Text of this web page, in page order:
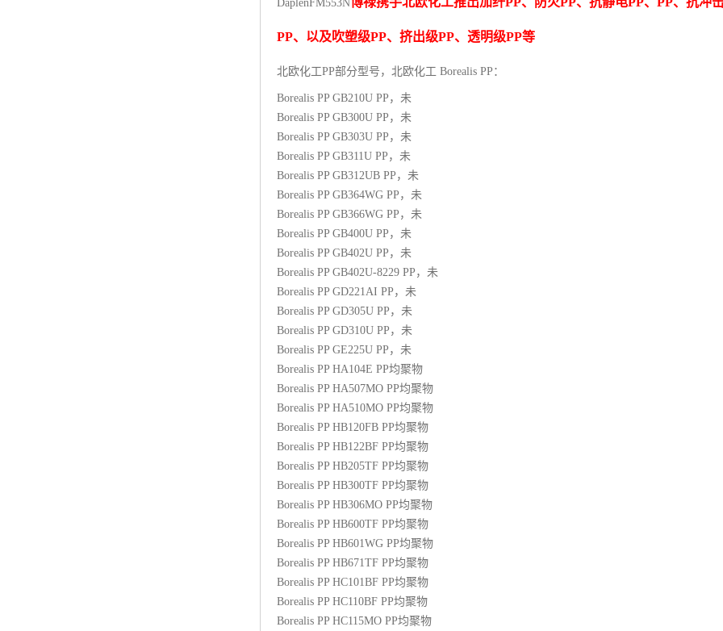
DaplenFM553N
PP、以及吹塑级PP、挤出级PP、透明级PP等
北欧化工PP部分型号，北欧化工 Borealis PP：
Borealis PP GB210U PP ，未
Borealis PP GB300U PP ，未
Borealis PP GB303U PP ，未
Borealis PP GB311U PP ，未
Borealis PP GB312UB PP ，未
Borealis PP GB364WG PP ，未
Borealis PP GB366WG PP ，未
Borealis PP GB400U PP ，未
Borealis PP GB402U PP ，未
Borealis PP GB402U-8229 PP ，未
Borealis PP GD221AI PP ，未
Borealis PP GD305U PP ，未
Borealis PP GD310U PP ，未
Borealis PP GE225U PP ，未
Borealis PP HA104E PP均聚物
Borealis PP HA507MO PP均聚物
Borealis PP HA510MO PP均聚物
Borealis PP HB120FB PP均聚物
Borealis PP HB122BF PP均聚物
Borealis PP HB205TF PP均聚物
Borealis PP HB300TF PP均聚物
Borealis PP HB306MO PP均聚物
Borealis PP HB600TF PP均聚物
Borealis PP HB601WG PP均聚物
Borealis PP HB671TF PP均聚物
Borealis PP HC101BF PP均聚物
Borealis PP HC110BF PP均聚物
Borealis PP HC115MO PP均聚物